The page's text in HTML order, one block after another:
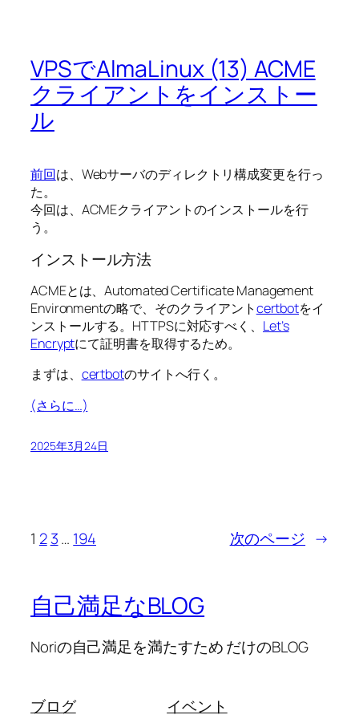
VPSでAlmaLinux (13) ACME
クライアントをインストー
ル
前回は、Webサーバのディレクトリ構成変更を行っ
た。
今回は、ACMEクライアントのインストールを行
う。
インストール方法
ACMEとは、Automated Certificate Management
Environmentの略で、そのクライアントcertbotをイ
ンストールする。HTTPSに対応すべく、 Let’s
Encryptにて証明書を取得するため。
まずは、 certbotのサイトへ行く。
(さらに…)
2025年3月24日
1 2 3… 194 次のページ →
自己満足なBLOG
Noriの自己満足を満たすため だけのBLOG
ブログ
イベント